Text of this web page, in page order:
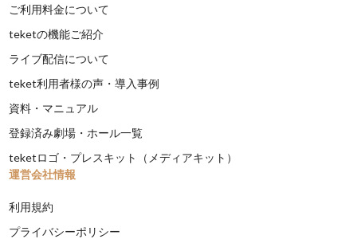
ご利用料金について
teketの機能ご紹介
ライブ配信について
teket利用者様の声・導入事例
資料・マニュアル
登録済み劇場・ホール一覧
teketロゴ・プレスキット（メディアキット）
運営会社情報
利用規約
プライバシーポリシー